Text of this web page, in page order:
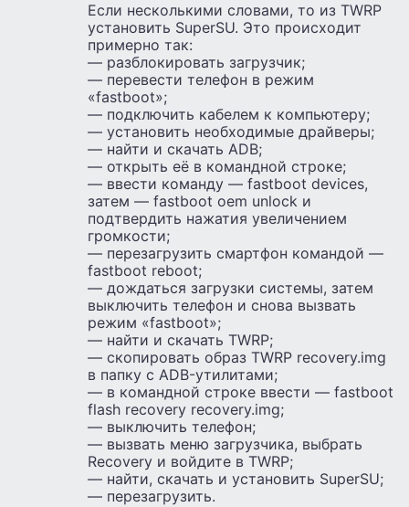
Если несколькими словами, то из TWRP
установить SuperSU. Это происходит
примерно так:
— разблокировать загрузчик;
— перевести телефон в режим
«fastboot»;
— подключить кабелем к компьютеру;
— установить необходимые драйверы;
— найти и скачать ADB;
— открыть её в командной строке;
— ввести команду — fastboot devices,
затем — fastboot oem unlock и
подтвердить нажатия увеличением
громкости;
— перезагрузить смартфон командой —
fastboot reboot;
— дождаться загрузки системы, затем
выключить телефон и снова вызвать
режим «fastboot»;
— найти и скачать TWRP;
— скопировать образ TWRP recovery.img
в папку с ADB-утилитами;
— в командной строке ввести — fastboot
flash recovery recovery.img;
— выключить телефон;
— вызвать меню загрузчика, выбрать
Recovery и войдите в TWRP;
— найти, скачать и установить SuperSU;
— перезагрузить.